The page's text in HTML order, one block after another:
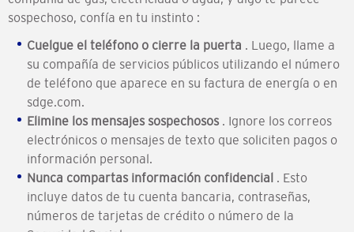
sospechoso, confía en tu instinto :
Cuelgue el teléfono o cierre la puerta . Luego, llame a
su compañía de servicios públicos utilizando el número
de teléfono que aparece en su factura de energía o en
sdge.com.
Elimine los mensajes sospechosos . Ignore los correos
electrónicos o mensajes de texto que soliciten pagos o
información personal.
Nunca compartas información confidencial . Esto
incluye datos de tu cuenta bancaria, contraseñas,
números de tarjetas de crédito o número de la